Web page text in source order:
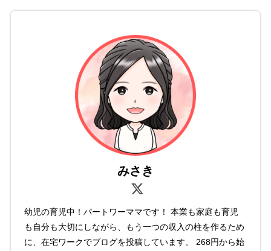
みさき
幼児の育児中！パートワーママです！ 本業も家庭も育児
も自分も大切にしながら、もう一つの収入の柱を作るため
に、在宅ワークでブログを投稿しています。 268円から始